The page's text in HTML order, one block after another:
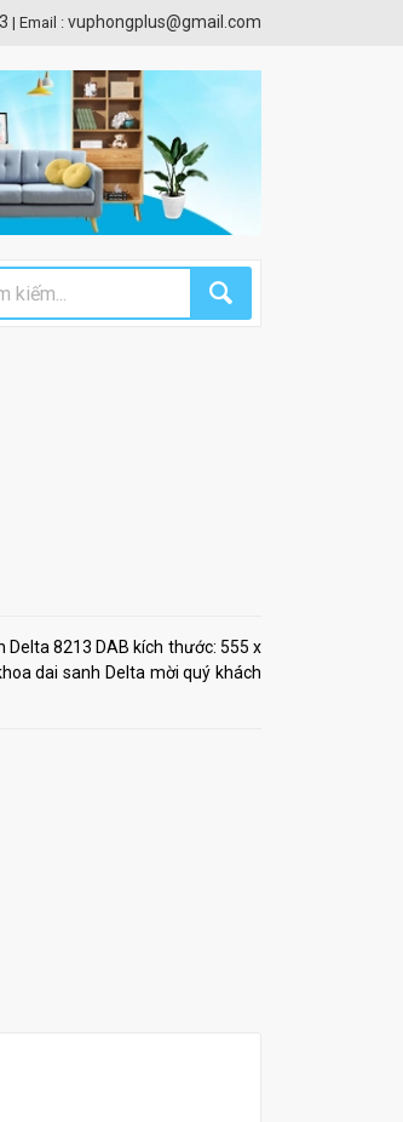
| Email : vuphongplus@gmail.com
Delta 8213 DAB kích thước: 555 x
dai sanh Delta mời quý khách